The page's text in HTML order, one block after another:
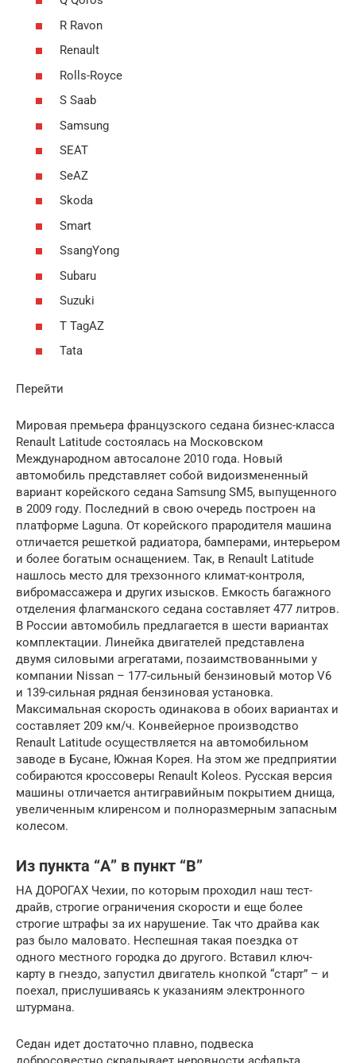
R Ravon
Renault
Rolls-Royce
S Saab
Samsung
SEAT
SeAZ
Skoda
Smart
SsangYong
Subaru
Suzuki
T TagAZ
Tata
Перейти
Мировая премьера французского седана бизнес-класса
Renault Latitude состоялась на Московском
Международном автосалоне 2010 года. Новый
автомобиль представляет собой видоизмененный
вариант корейского седана Samsung SM5, выпущенного
в 2009 году. Последний в свою очередь построен на
платформе Laguna. От корейского прародителя машина
отличается решеткой радиатора, бамперами, интерьером
и более богатым оснащением. Так, в Renault Latitude
нашлось место для трехзонного климат-контроля,
вибромассажера и других изысков. Емкость багажного
отделения флагманского седана составляет 477 литров.
В России автомобиль предлагается в шести вариантах
комплектации. Линейка двигателей представлена
двумя силовыми агрегатами, позаимствованными у
компании Nissan – 177-сильный бензиновый мотор V6
и 139-сильная рядная бензиновая установка.
Максимальная скорость одинакова в обоих вариантах и
составляет 209 км/ч. Конвейерное производство
Renault Latitude осуществляется на автомобильном
заводе в Бусане, Южная Корея. На этом же предприятии
собираются кроссоверы Renault Koleos. Русская версия
машины отличается антигравийным покрытием днища,
увеличенным клиренсом и полноразмерным запасным
колесом.
Из пункта “А” в пункт “В”
НА ДОРОГАХ Чехии, по которым проходил наш тест-
драйв, строгие ограничения скорости и еще более
строгие штрафы за их нарушение. Так что драйва как
раз было маловато. Неспешная такая поездка от
одного местного городка до другого. Вставил ключ-
карту в гнездо, запустил двигатель кнопкой “старт” – и
поехал, прислушиваясь к указаниям электронного
штурмана.
Седан идет достаточно плавно, подвеска